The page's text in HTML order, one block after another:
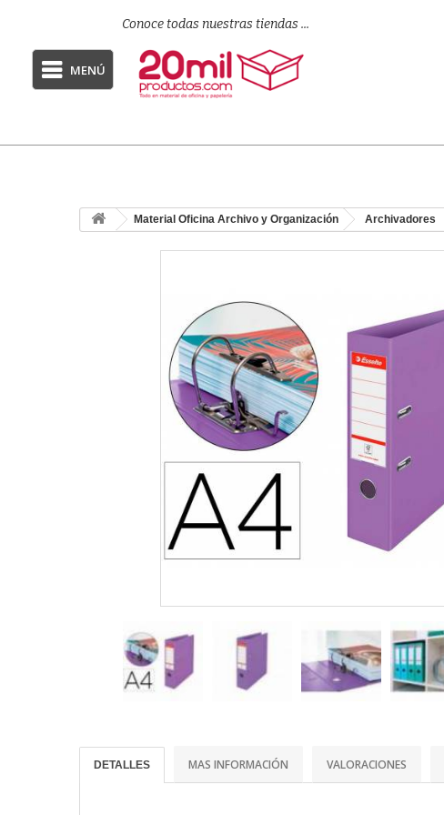
Conoce todas nuestras tiendas ...
MENÚ
Material Oficina Archivo y Organización Archivadores
DETALLES MAS INFORMACIÓN VALORACIONES